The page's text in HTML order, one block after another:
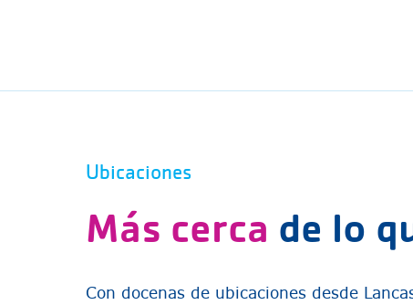
Ubicaciones
Más cerca de lo
Con docenas de ubicaciones desde